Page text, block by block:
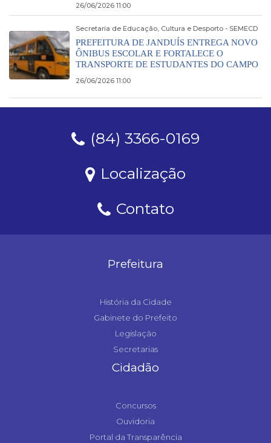
26/06/2026 11:00
Secretaria de Educação, Cultura e Desporto - SEMECD
PREFEITURA DE JANDUÍS ENTREGA NOVO
ÔNIBUS ESCOLAR E FORTALECE O
TRANSPORTE DE ESTUDANTES DO CAMPO
26/06/2026 11:00
(84) 3366-0169
Localização
Contato
Prefeitura
História da Cidade
Gabinete do Prefeito
Legislação
Secretarias
Cidadão
Concursos
Ouvidoria
Portal da Transparência